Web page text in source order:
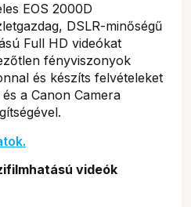
EOS 2000D
DSLR-minőségű
Full HD videókat
fényviszonyok
és készíts felvételeket
a Canon Camera
videók